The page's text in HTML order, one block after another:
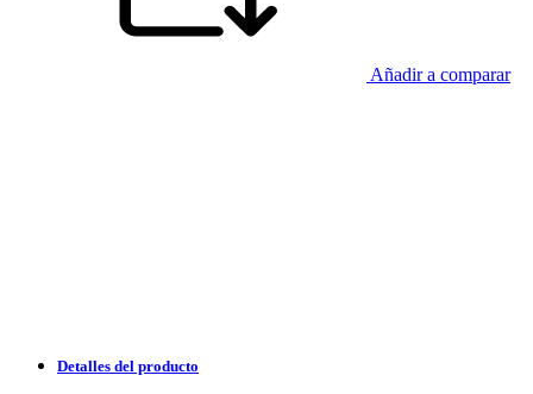
Añadir a comparar
Detalles del producto